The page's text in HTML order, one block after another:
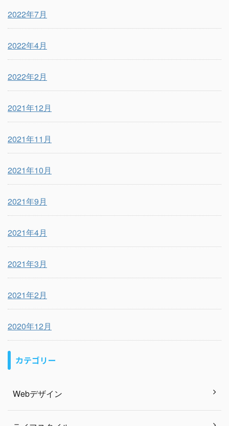
2022年7月
2022年4月
2022年2月
2021年12月
2021年11月
2021年10月
2021年9月
2021年4月
2021年3月
2021年2月
2020年12月
カテゴリー
Webデザイン